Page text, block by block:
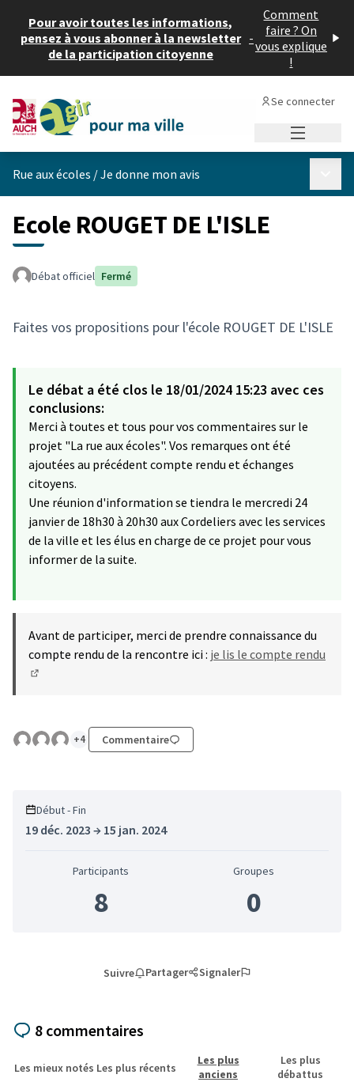
Pour avoir toutes les informations,
pensez à vous abonner à la newsletter
de la participation citoyenne
-
Comment
faire ? On
vous explique
!
Se connecter
Rue aux écoles /Je donne mon avis
Ecole ROUGET DE L'ISLE
Débat officiel Fermé
Faites vos propositions pour l'école ROUGET DE L'ISLE
Le débat a été clos le 18/01/2024 15:23 avec ces
conclusions:
Merci à toutes et tous pour vos commentaires sur le
projet "La rue aux écoles". Vos remarques ont été
ajoutées au précédent compte rendu et échanges
citoyens.
Une réunion d'information se tiendra le mercredi 24
janvier de 18h30 à 20h30 aux Cordeliers avec les services
de la ville et les élus en charge de ce projet pour vous
informer de la suite.
Avant de participer, merci de prendre connaissance du
compte rendu de la rencontre ici : je lis le compte rendu
+4 Commentaire
Début - Fin
19 déc. 2023 → 15 jan. 2024
Participants
8
Groupes
0
Suivre Partager Signaler
8 commentaires
Les mieux notés Les plus récents
Les plus
anciens
Les plus
débattus